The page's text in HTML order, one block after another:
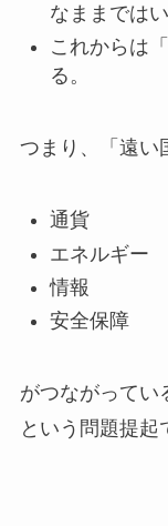
なままでは
これからは
る。
つまり、「遠い
通貨
エネルギー
情報
安全保障
がつながってい
という問題提起